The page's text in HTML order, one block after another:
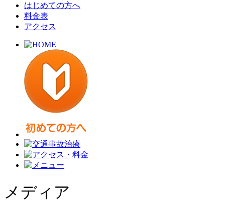
はじめての方へ
料金表
アクセス
メディア